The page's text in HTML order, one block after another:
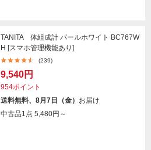
TANITA 体組成計 パールホワイト BC767W
H [スマホ管理機能あり]
(239)
9,540円
954ポイント
送料無料、8月7日（金） お届け
中古品1点 5,480円～